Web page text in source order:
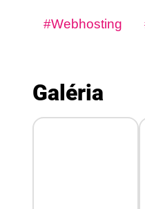
Webhosting
Galéria